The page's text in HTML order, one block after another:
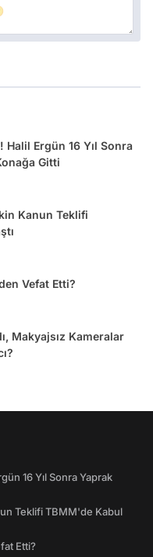
Halil Ergün 16 Yıl Sonra
Gitti
Kanun Teklifi
Vefat Etti?
Makyajsız Kameralar
16 Yıl Sonra Yaprak
Teklifi TBMM'de Kabul
Etti?